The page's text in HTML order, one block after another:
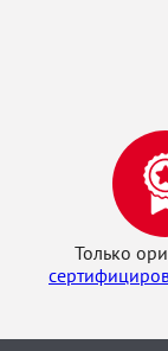
Только